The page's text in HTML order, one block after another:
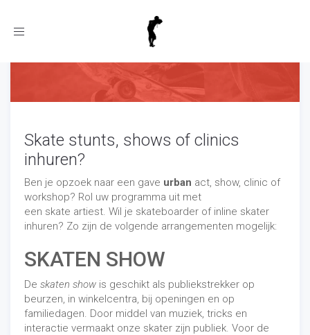
Toggle
Skate stunts, shows of clinics
inhuren?
Ben je opzoek naar een gave urban act, show, clinic of
workshop? Rol uw programma uit met
een skate artiest. Wil je skateboarder of inline skater
inhuren? Zo zijn de volgende arrangementen mogelijk:
SKATEN SHOW
De skaten show is geschikt als publiekstrekker op
beurzen, in winkelcentra, bij openingen en op
familiedagen. Door middel van muziek, tricks en
interactie vermaakt onze skater zijn publiek. Voor de